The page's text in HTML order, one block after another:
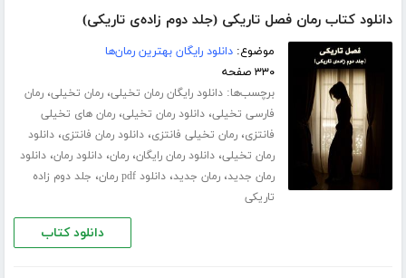
دانلود کتاب رمان فصل تاریکی (جلد دوم زاده‌ی تاریکی)
موضوع:دانلود رایگان بهترین رمان‌ها
۳۳۰ صفحه
برچسب‌ها:دانلود رایگان رمان تخیلی،رمان تخیلی،رمان
فارسی تخیلی،دانلود رمان تخیلی،رمان های تخیلی
فانتزی،رمان تخیلی فانتزی،دانلود رمان فانتزی،دانلود
رمان تخیلی،دانلود رمان رایگان،رمان،دانلود رمان،دانلود
رمان جدید،رمان جدید،دانلود pdf رمان ، جلد دوم زاده
تاریکی
دانلود کتاب